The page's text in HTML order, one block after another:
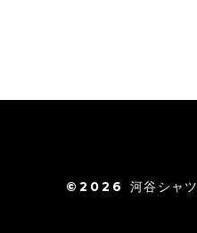
©2026河谷シャツ